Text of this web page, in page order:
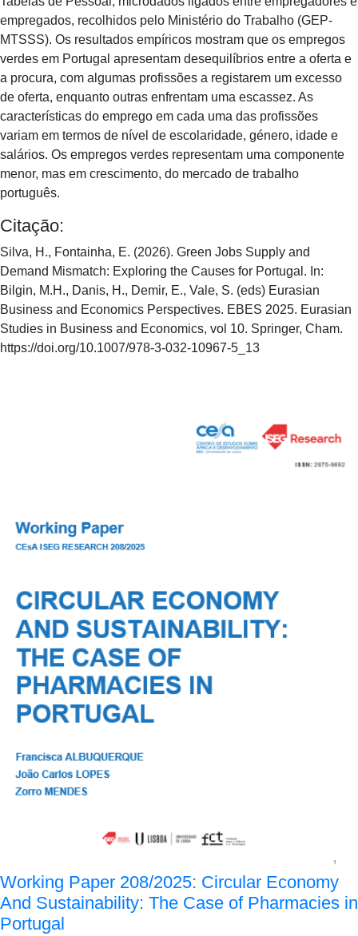
empregados, recolhidos pelo Ministério do Trabalho (GEP-
MTSSS). Os resultados empíricos mostram que os empregos
verdes em Portugal apresentam desequilíbrios entre a oferta e
a procura, com algumas profissões a registarem um excesso
de oferta, enquanto outras enfrentam uma escassez. As
características do emprego em cada uma das profissões
variam em termos de nível de escolaridade, género, idade e
salários. Os empregos verdes representam uma componente
menor, mas em crescimento, do mercado de trabalho
português.
Citação:
Silva, H., Fontainha, E. (2026). Green Jobs Supply and
Demand Mismatch: Exploring the Causes for Portugal. In:
Bilgin, M.H., Danis, H., Demir, E., Vale, S. (eds) Eurasian
Business and Economics Perspectives. EBES 2025. Eurasian
Studies in Business and Economics, vol 10. Springer, Cham.
https://doi.org/10.1007/978-3-032-10967-5_13
Working Paper 208/2025: Circular Economy
And Sustainability: The Case of Pharmacies in
Portugal